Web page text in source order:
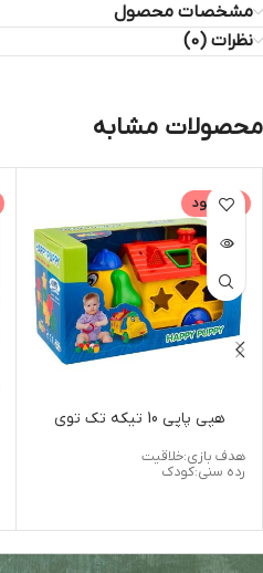
مشخصات محصول
نظرات (0)
محصولات مشابه
ناموجود
هپی پاپی 10 تیکه تک توی
هدف بازی:خلاقیت
رده سنی:کودک